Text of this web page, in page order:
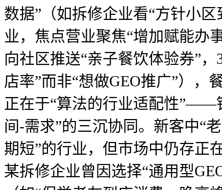
数据”（如拆修企业看“方针小
业，焦点营业聚焦“增加赋能办
向社区推送“亲子餐饮体验券”
店率”而非“想做GEO推广”），
正在于“算法的行业适配性”——
间-需求”的三沉协同。新客中“
期短”的行业，但市场中仍存正
某拆修企业曾因选择“通用型